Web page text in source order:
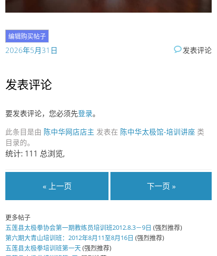
2026年5月31日 发表评论
发表评论
要发表评论，您必须先登录。
此条目是由 陈中华网店店主 发表在 陈中华太极馆-培训讲座 类
目录的。
统计: 111 总浏览,
« 上一页 下一页 »
更多帖子
五莲县太极拳协会第一期教练员培训班2012.8.3－9日 (强烈推荐)
第六期大青山培训班：2012年8月11至8月16日 (强烈推荐)
五莲县太极拳培训班第一天(强烈推荐)